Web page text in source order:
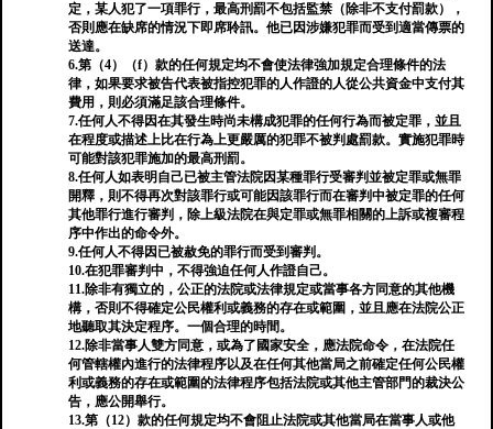
定，某人犯了一項罪行，最高刑罰不包括監禁（除非不支付罰款），
否則應在缺席的情況下即席聆訊。他已因涉嫌犯罪而受到適當傳票的
送達。
6.第（4）（f）款的任何規定均不會使法律強加規定合理條件的法
律，如果要求被告代表被指控犯罪的人作證的人從公共資金中支付其
費用，則必須滿足該合理條件。
7.任何人不得因在其發生時尚未構成犯罪的任何行為而被定罪，並且
在程度或描述上比在行為上更嚴厲的犯罪不被判處罰款。實施犯罪時
可能對該犯罪施加的最高刑罰。
8.任何人如表明自己已被主管法院因某種罪行受審判並被定罪或無罪
開釋，則不得再次對該罪行或可能因該罪行而在審判中被定罪的任何
其他罪行進行審判，除上級法院在與定罪或無罪相關的上訴或複審程
序中作出的命令外。
9.任何人不得因已被赦免的罪行而受到審判。
10.在犯罪審判中，不得強迫任何人作證自己。
11.除非有獨立的，公正的法院或法律規定或當事各方同意的其他機
構，否則不得確定公民權利或義務的存在或範圍，並且應在法院公正
地聽取其決定程序。一個合理的時間。
12.除非當事人雙方同意，或為了國家安全，應法院命令，在法院任
何管轄權內進行的法律程序以及在任何其他當局之前確定任何公民權
利或義務的存在或範圍的法律程序包括法院或其他主管部門的裁決公
告，應公開舉行。
13.第（12）款的任何規定均不會阻止法院或其他當局在當事人或他